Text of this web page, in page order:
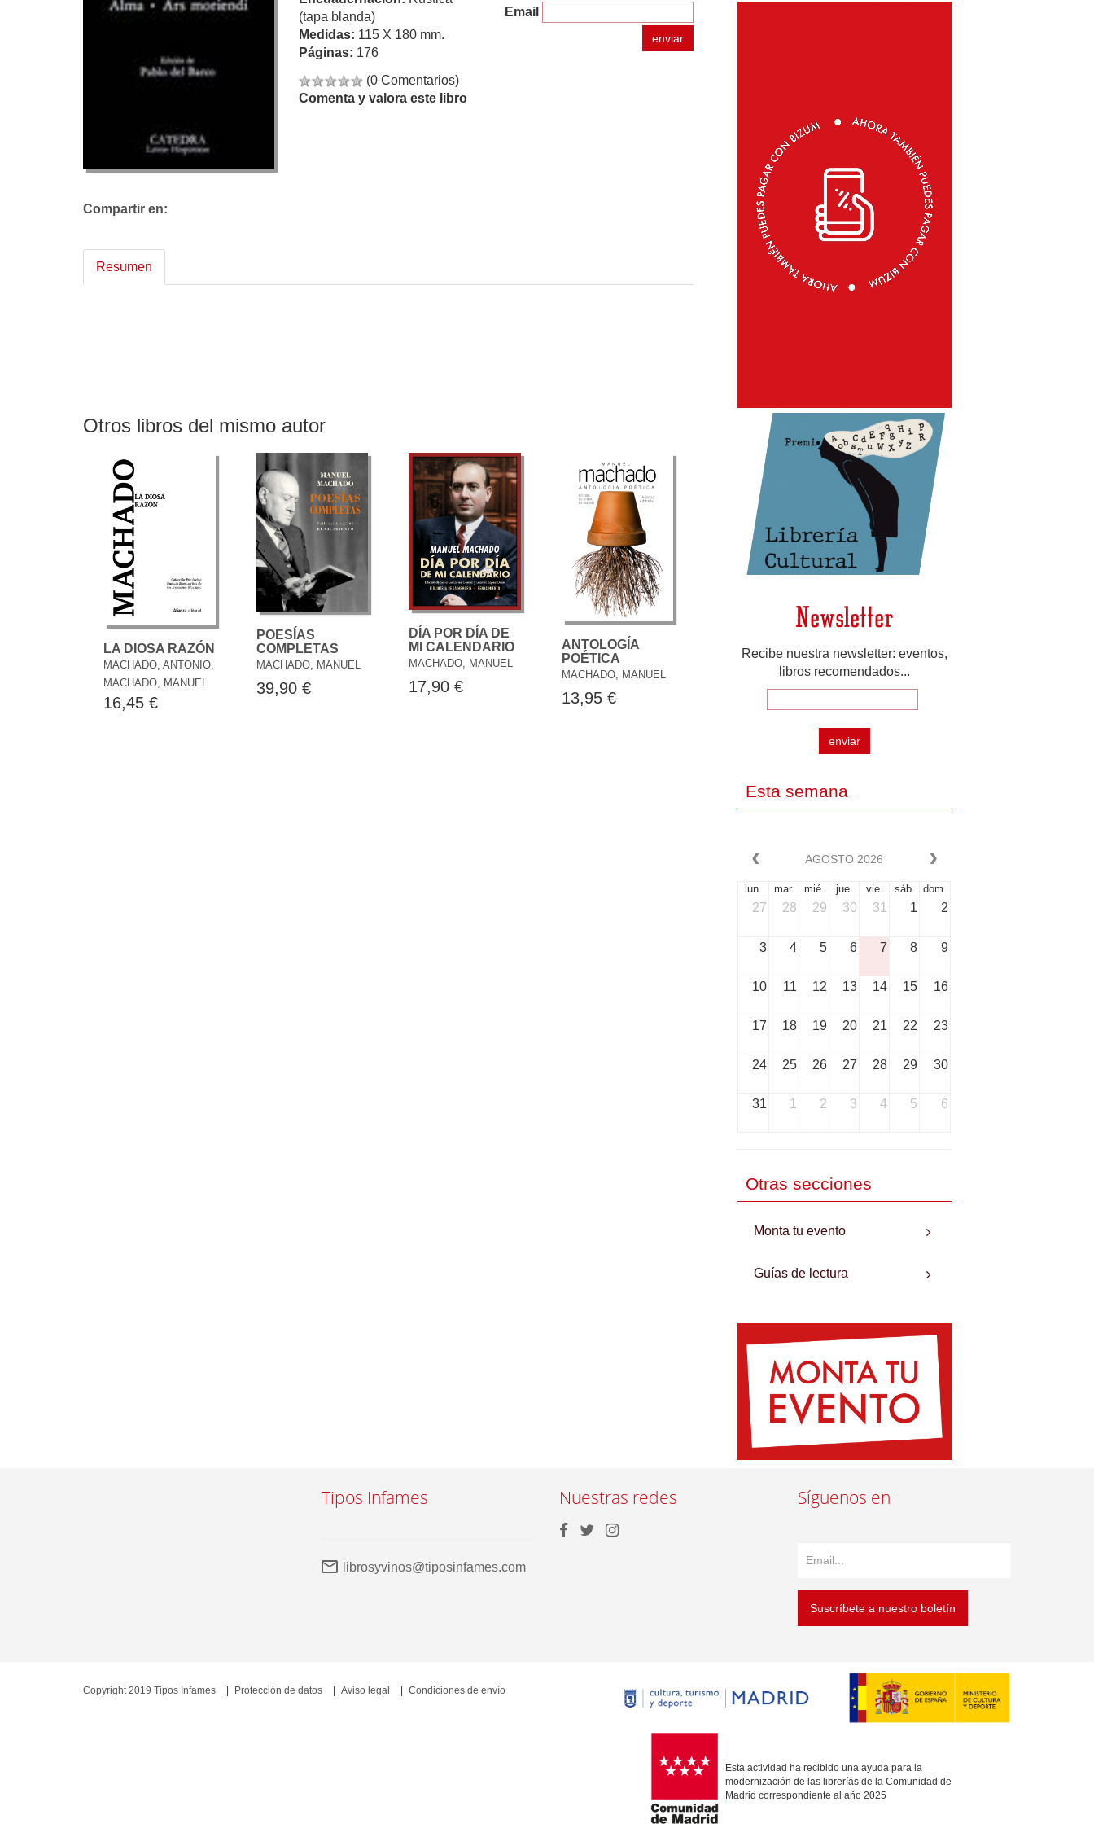
(tapa blanda)
Medidas: 115 X 180 mm.
Páginas: 176
(0 Comentarios)
Comenta y valora este libro
Email
enviar
Compartir en:
Resumen
Otros libros del mismo autor
LA DIOSA RAZÓN
MACHADO, ANTONIO,
MACHADO, MANUEL
16,45 €
POESÍAS
COMPLETAS
MACHADO, MANUEL
39,90 €
DÍA POR DÍA DE
MI CALENDARIO
MACHADO, MANUEL
17,90 €
ANTOLOGÍA
POÉTICA
MACHADO, MANUEL
13,95 €
Newsletter
Recibe nuestra newsletter: eventos,
libros recomendados...
enviar
Esta semana
AGOSTO 2026
lun. mar. mié. jue. vie. sáb. dom.
27 28 29 30 31 1 2
3 4 5 6 7 8 9
10 11 12 13 14 15 16
17 18 19 20 21 22 23
24 25 26 27 28 29 30
31 1 2 3 4 5 6
Otras secciones
Monta tu evento
Guías de lectura
Tipos Infames
librosyvinos@tiposinfames.com
Nuestras redes Síguenos en
Suscríbete a nuestro boletín
Esta actividad ha recibido una ayuda para la
modernización de las librerías de la Comunidad de
Madrid correspondiente al año 2025
Copyright 2019 Tipos Infames Protección de datos Aviso legal Condiciones de envío